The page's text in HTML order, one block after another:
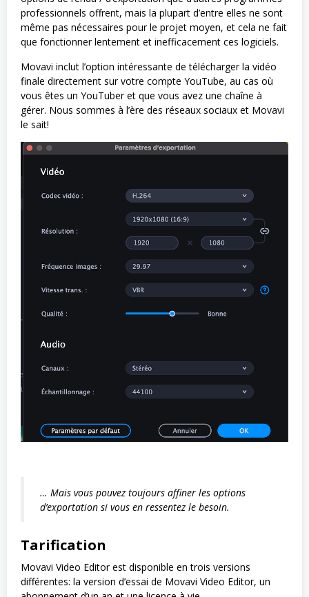
professionnels offrent, mais la plupart d’entre elles ne sont
même pas nécessaires pour le projet moyen, et cela ne fait
que fonctionner lentement et inefficacement ces logiciels.
Movavi inclut l’option intéressante de télécharger la vidéo
finale directement sur votre compte YouTube, au cas où
vous êtes un YouTuber et que vous avez une chaîne à
gérer. Nous sommes à l’ère des réseaux sociaux et Movavi
le sait!
… Mais vous pouvez toujours affiner les options
d’exportation si vous en ressentez le besoin.
Tarification
Movavi Video Editor est disponible en trois versions
différentes: la version d’essai de Movavi Video Editor, un